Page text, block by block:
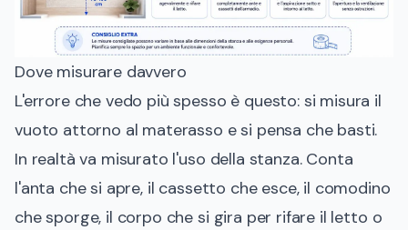
Dove misurare davvero
L'errore che vedo più spesso è questo: si misura il
vuoto attorno al materasso e si pensa che basti.
In realtà va misurato l'uso della stanza. Conta
l'anta che si apre, il cassetto che esce, il comodino
che sporge, il corpo che si gira per rifare il letto o